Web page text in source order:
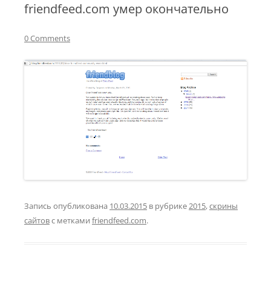
friendfeed.com умер окончательно
0 Comments
Запись опубликована 10.03.2015 в рубрике2015,скрины
сайтовс метками friendfeed.com.